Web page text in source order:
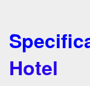
Hotel